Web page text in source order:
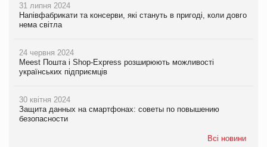
31 липня 2024
Напівфабрикати та консерви, які стануть в пригоді, коли довго
нема світла
24 червня 2024
Meest Пошта і Shop-Express розширюють можливості
українських підприємців
30 квітня 2024
Защита данных на смартфонах: советы по повышению
безопасности
Всі новини